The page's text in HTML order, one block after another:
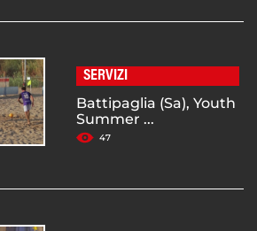
SERVIZI
Battipaglia (Sa), Youth
Summer ...
47